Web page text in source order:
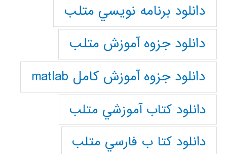
دانلود برنامه نويسي متلب
دانلود جزوه آموزش متلب
دانلود جزوه آموزش کامل matlab
دانلود كتاب آموزشي متلب
دانلود كتا ب فارسي متلب